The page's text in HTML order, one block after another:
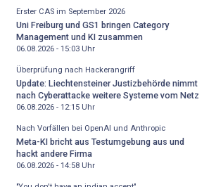
Erster CAS im September 2026
Uni Freiburg und GS1 bringen Category
Management und KI zusammen
06.08.2026 - 15:03Uhr
Überprüfung nach Hackerangriff
Update: Liechtensteiner Justizbehörde nimmt
nach Cyberattacke weitere Systeme vom Netz
06.08.2026 - 12:15Uhr
Nach Vorfällen bei OpenAI und Anthropic
Meta-KI bricht aus Testumgebung aus und
hackt andere Firma
06.08.2026 - 14:58Uhr